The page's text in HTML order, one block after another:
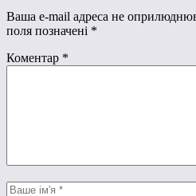
Ваша e-mail адреса не
поля позначені *
Коментар *